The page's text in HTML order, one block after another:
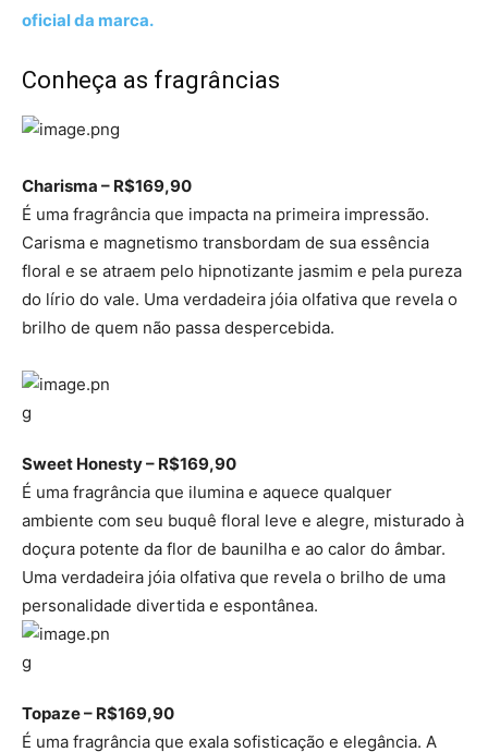
oficial da marca.
Conheça as fragrâncias
Charisma – R$169,90
É uma fragrância que impacta na primeira impressão.
Carisma e magnetismo transbordam de sua essência
floral e se atraem pelo hipnotizante jasmim e pela pureza
do lírio do vale. Uma verdadeira jóia olfativa que revela o
brilho de quem não passa despercebida.
Sweet Honesty – R$169,90
É uma fragrância que ilumina e aquece qualquer
ambiente com seu buquê floral leve e alegre, misturado à
doçura potente da flor de baunilha e ao calor do âmbar.
Uma verdadeira jóia olfativa que revela o brilho de uma
personalidade divertida e espontânea.
Topaze – R$169,90
É uma fragrância que exala sofisticação e elegância. A